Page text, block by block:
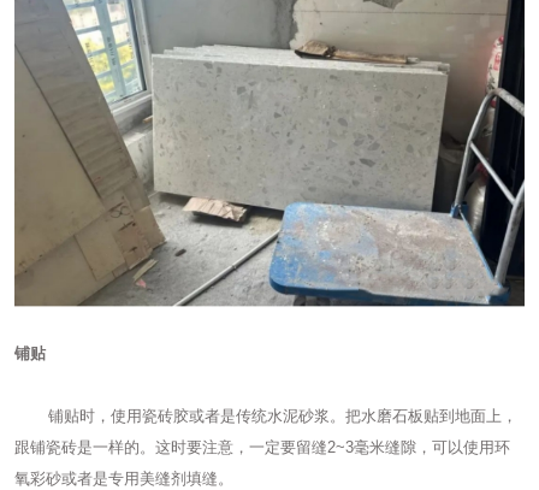
铺贴
铺贴时，使用瓷砖胶或者是传统水泥砂浆。把水磨石板贴到地面上，
跟铺瓷砖是一样的。这时要注意，一定要留缝2~3毫米缝隙，可以使用环
氧彩砂或者是专用美缝剂填缝。